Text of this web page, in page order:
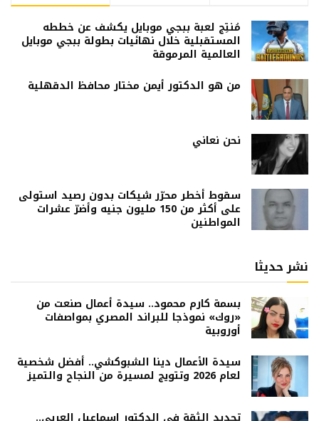
مُنتِج لعبة ببجي موبايل يكشف عن خططه
المستقبلية خلال نهائيات بطولة ببجي موبايل
العالمية المرموقة
من هو الدكتور أيمن مختار محافظ الدقهلية
نحن نعاني
سقوط أخطر محرّر شيكات بدون رصيد استولى
على أكثر من 150 مليون جنيه وأضرّ عشرات
المواطنين
نشر حديثا
بسمة كارم محمود.. سيدة أعمال صنعت من
«روك» نموذجا للبراند المصري بمواصفات
أوروبية
سيدة الأعمال دينا الشبوكشي.. أفضل شخصية
لعام 2026 وتتويج لمسيرة من النجاح والتميز